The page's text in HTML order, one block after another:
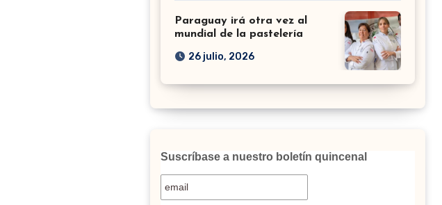
Paraguay irá otra vez al
mundial de la pastelería
26 julio, 2026
Suscríbase a nuestro boletín quincenal